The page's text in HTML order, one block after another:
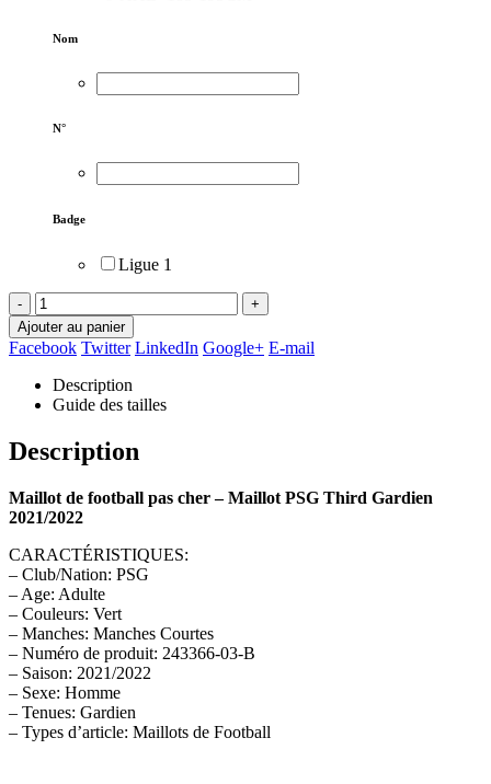
Nom
N°
Badge
Ligue 1
-
+
Ajouter au panier
Facebook Twitter LinkedIn Google+ E-mail
Description
Guide des tailles
Description
Maillot de football pas cher – Maillot PSG Third Gardien
2021/2022
CARACTÉRISTIQUES:
– Club/Nation: PSG
– Age: Adulte
– Couleurs: Vert
– Manches: Manches Courtes
– Numéro de produit: 243366-03-B
– Saison: 2021/2022
– Sexe: Homme
– Tenues: Gardien
– Types d’article: Maillots de Football